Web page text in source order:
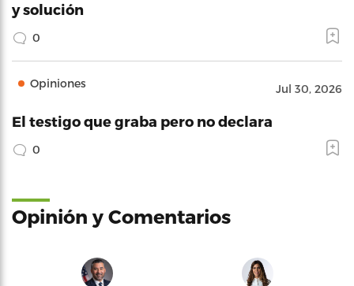
y solución
0
Opiniones Jul 30, 2026
El testigo que graba pero no declara
0
Opinión y Comentarios